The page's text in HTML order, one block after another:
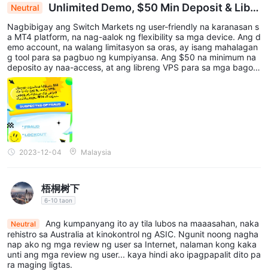
Neutral
Unlimited Demo, $50 Min Deposit & Libre
ng VPS: Ang User-Friendly na MT4 Experience n
g Switch Markets
Nagbibigay ang Switch Markets ng user-friendly na karanasan s
a MT4 platform, na nag-aalok ng flexibility sa mga device. Ang d
emo account, na walang limitasyon sa oras, ay isang mahalagan
g tool para sa pagbuo ng kumpiyansa. Ang $50 na minimum na
deposito ay naa-access, at ang libreng VPS para sa mga bagon
g kliyente ay isang kapansin-pansing benepisyo. Ang suporta sa
customer ng broker ay patuloy na tumutugon, na nag-aambag s
a isang positibong pangkalahatang karanasan.
2023-12-04 Malaysia
梧桐树下
6-10 taon
Neutral
Ang kumpanyang ito ay tila lubos na maaasahan, naka
rehistro sa Australia at kinokontrol ng ASIC. Ngunit noong nagha
nap ako ng mga review ng user sa Internet, nalaman kong kaka
unti ang mga review ng user... kaya hindi ako ipagpapalit dito pa
ra maging ligtas.